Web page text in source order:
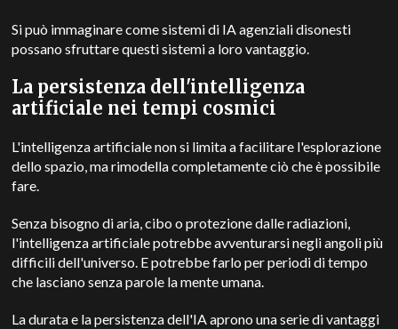
Si può immaginare come sistemi di IA agenziali disonesti
possano sfruttare questi sistemi a loro vantaggio.
La persistenza dell'intelligenza
artificiale nei tempi cosmici
L'intelligenza artificiale non si limita a facilitare l'esplorazione
dello spazio, ma rimodella completamente ciò che è possibile
fare.
Senza bisogno di aria, cibo o protezione dalle radiazioni,
l'intelligenza artificiale potrebbe avventurarsi negli angoli più
difficili dell'universo. E potrebbe farlo per periodi di tempo
che lasciano senza parole la mente umana.
La durata e la persistenza dell'IA aprono una serie di vantaggi